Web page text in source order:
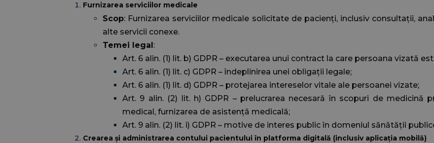
Furnizarea serviciilor medicale
Scop: Furnizarea serviciilor medicale solicitate de pacienți, inclusiv consultații,
alte servicii conexe.
Temei legal:
Art. 6 alin. (1) lit. b) GDPR – executarea unui contract la care persoana vizată
Art. 6 alin. (1) lit. c) GDPR – îndeplinirea unei obligații legale;
Art. 6 alin. (1) lit. d) GDPR – protejarea intereselor vitale ale persoanei vizate;
Art. 9 alin. (2) lit. h) GDPR – prelucrarea necesară în scopuri de medicină
medical, furnizarea de asistență medicală;
Art. 9 alin. (2) lit. i) GDPR – motive de interes public în domeniul sănătății
Crearea și administrarea contului pacientului în platforma digitală (inclusiv aplicația mobilă)